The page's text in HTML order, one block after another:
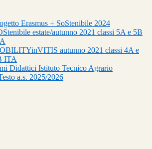
Erasmus + SoStenibile 2024
estate/autunno 2021 classi 5A e 5B
autunno 2021 classi 4A e
ITA
Didattici Istituto Tecnico Agrario
a.s. 2025/2026